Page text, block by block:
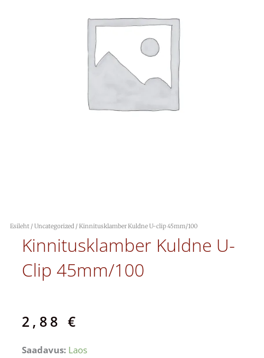
Esileht /Uncategorized / Kinnitusklamber Kuldne U-clip 45mm/100
Kinnitusklamber Kuldne U-
Clip 45mm/100
2,88 €
Saadavus: Laos
Kinnitusklamber